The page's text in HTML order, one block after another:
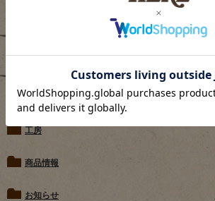
ブログカテゴリー
直営店
工房
商品情報
お知らせ